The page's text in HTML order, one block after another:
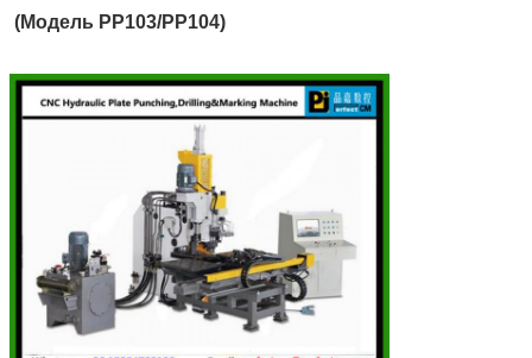
(Модель PP103/PP104)